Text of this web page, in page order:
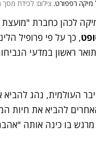
מיקה רפפורט. צילום: לכידת מסך
לכהן כחברת
, כך על פי פרופיל
ראשון במדעי
העולמית, נהג
להביא את
בו כינה אותה